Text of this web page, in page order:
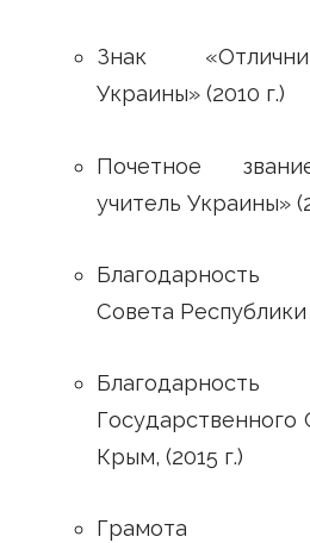
Знак
Украины» (2010 г.)
Почетное
учитель Украины»
Благодарность
Совета Республики
Государственного
Крым, (2015 г.)
Грамота